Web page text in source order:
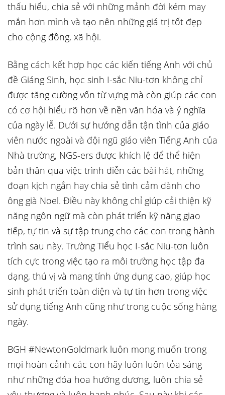
thấu hiểu, chia sẻ với những mảnh đời kém may
mắn hơn mình và tạo nên những giá trị tốt đẹp
cho cộng đồng, xã hội.
Bằng cách kết hợp học các kiến tiếng Anh với chủ
đề Giáng Sinh, học sinh I-sắc Niu-tơn không chỉ
được tăng cường vốn từ vựng mà còn giúp các con
có cơ hội hiểu rõ hơn về nền văn hóa và ý nghĩa
của ngày lễ. Dưới sự hướng dẫn tận tình của giáo
viên nước ngoài và đội ngũ giáo viên Tiếng Anh của
Nhà trường, NGS-ers được khích lệ để thể hiện
bản thân qua việc trình diễn các bài hát, những
đoạn kịch ngắn hay chia sẻ tình cảm dành cho
ông già Noel. Điều này không chỉ giúp cải thiện kỹ
năng ngôn ngữ mà còn phát triển kỹ năng giao
tiếp, tự tin và sự tập trung cho các con trong hành
trình sau này. Trường Tiểu học I-sắc Niu-tơn luôn
tích cực trong việc tạo ra môi trường học tập đa
dạng, thú vị và mang tính ứng dụng cao, giúp học
sinh phát triển toàn diện và tự tin hơn trong việc
sử dụng tiếng Anh cũng như trong cuộc sống hàng
ngày.
BGH #NewtonGoldmark luôn mong muốn trong
mọi hoàn cảnh các con hãy luôn luôn tỏa sáng
như những đóa hoa hướng dương, luôn chia sẻ